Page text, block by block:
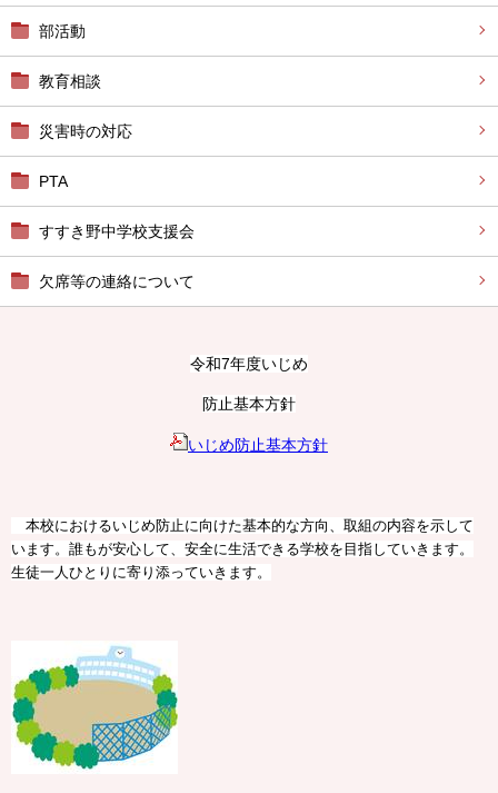
部活動
教育相談
災害時の対応
PTA
すすき野中学校支援会
欠席等の連絡について
令和7年度いじめ
防止基本方針
いじめ防止基本方針
本校におけるいじめ防止に向けた基本的な方向、取組の内容を示して
います。誰もが安心して、安全に生活できる学校を目指していきます。
生徒一人ひとりに寄り添っていきます。